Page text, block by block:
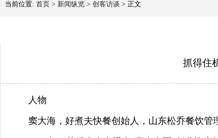
当前位置: 首页 > 新闻纵览 > 创客访谈 > 正文
抓得住
人物
窦大海，好煮夫快餐创始人，山东松乔餐饮